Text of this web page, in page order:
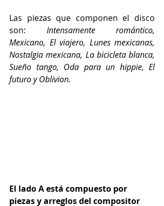
Las piezas que componen el disco
son: Intensamente romántico,
Mexicano, El viajero, Lunes mexicanas,
Nostalgia mexicana, La bicicleta blanca,
Sueño tango, Oda para un hippie, El
futuro y Oblivion.
El lado A está compuesto por
piezas y arreglos del compositor